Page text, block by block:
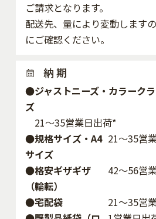
ご請求となります。
配送先、量により変動します
にご確認ください。
納 期
●ジャストニーズ・カラーク
ズ
21～35営業日出荷*
●規格サイズ・A4
サイズ
21～35営
●格安ギザギザ
（輪転）
42〜56営
●宅配袋
21～35営